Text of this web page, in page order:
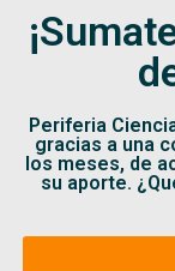
Periferia
gracias a una
los meses, de
su aporte.